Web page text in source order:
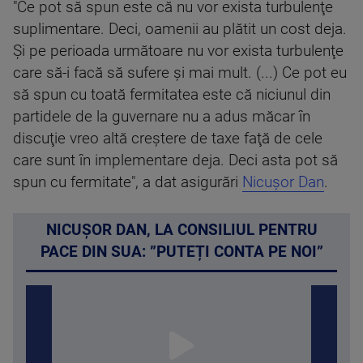
"Ce pot să spun este că nu vor exista turbulenţe
suplimentare. Deci, oamenii au plătit un cost deja.
Şi pe perioada următoare nu vor exista turbulenţe
care să-i facă să sufere şi mai mult. (...) Ce pot eu
să spun cu toată fermitatea este că niciunul din
partidele de la guvernare nu a adus măcar în
discuţie vreo altă creştere de taxe faţă de cele
care sunt în implementare deja. Deci asta pot să
spun cu fermitate", a dat asigurări Nicuşor Dan.
NICUȘOR DAN, LA CONSILIUL PENTRU
PACE DIN SUA: ”PUTEȚI CONTA PE NOI”